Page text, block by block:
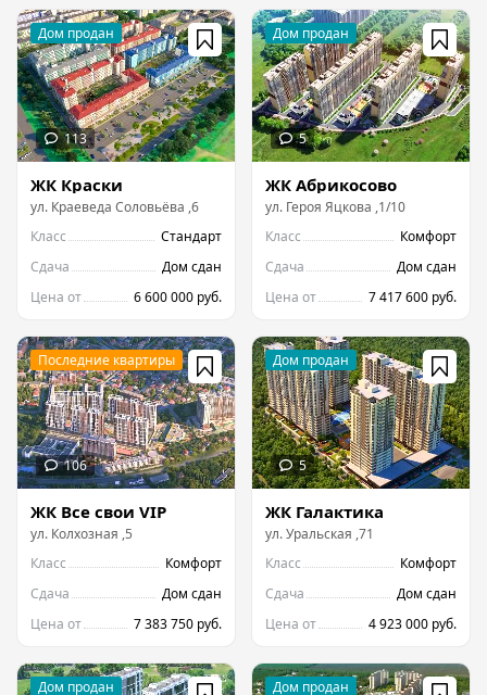
ЖК Краски
ул. Краеведа Соловьёва ,6
Класс
Стандарт
Сдача
Дом сдан
Цена от
6 600 000 руб.
ЖК Абрикосово
ул. Героя Яцкова ,1/10
Класс
Комфорт
Сдача
Дом сдан
Цена от
7 417 600 руб.
ЖК Все свои VIP
ул. Колхозная ,5
Класс
Комфорт
Сдача
Дом сдан
Цена от
7 383 750 руб.
ЖК Галактика
ул.Уральская ,71
Класс
Комфорт
Сдача
Дом сдан
Цена от
4 923 000 руб.